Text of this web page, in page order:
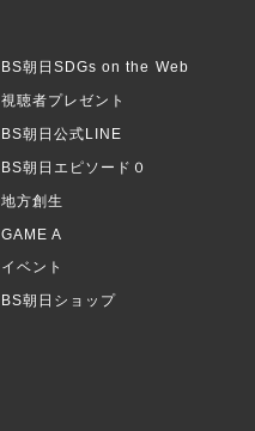
BS朝日SDGs on the Web
視聴者プレゼント
BS朝日公式LINE
BS朝日エピソード０
地方創生
GAME A
イベント
BS朝日ショップ